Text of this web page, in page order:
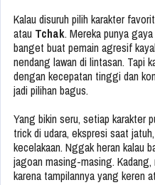
Kalau disuruh pilih karakter
atau Tchak. Mereka punya
banget buat pemain agresif
nendang lawan di lintasan. Tapi
dengan kecepatan tinggi dan
jadi pilihan bagus.
Yang bikin seru, setiap karakter
trick di udara, ekspresi saat
kecelakaan. Nggak heran kalau
jagoan masing-masing.
karena tampilannya yang keren